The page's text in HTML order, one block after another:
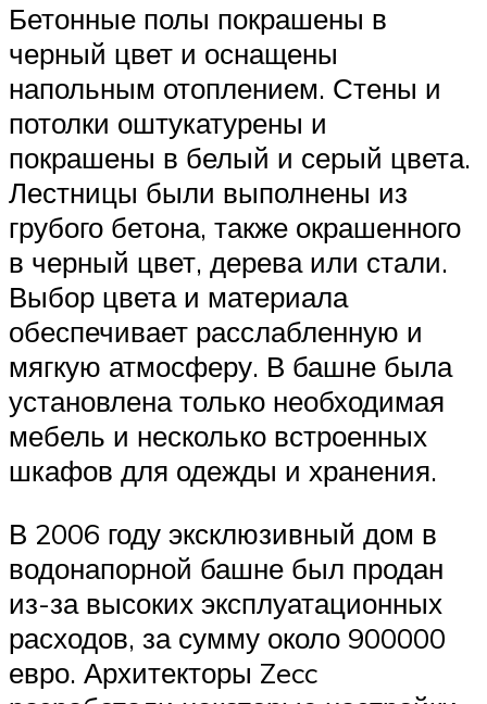
Бетонные полы покрашены в
черный цвет и оснащены
напольным отоплением. Стены и
потолки оштукатурены и
покрашены в белый и серый цвета.
Лестницы были выполнены из
грубого бетона, также окрашенного
в черный цвет, дерева или стали.
Выбор цвета и материала
обеспечивает расслабленную и
мягкую атмосферу. В башне была
установлена только необходимая
мебель и несколько встроенных
шкафов для одежды и хранения.
В 2006 году эксклюзивный дом в
водонапорной башне был продан
из-за высоких эксплуатационных
расходов, за сумму около 900000
евро. Архитекторы Zecc